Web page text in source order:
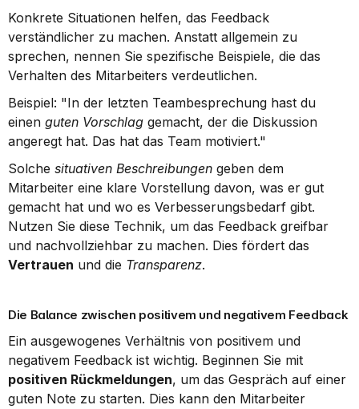
Konkrete Situationen helfen, das Feedback
verständlicher zu machen. Anstatt allgemein zu
sprechen, nennen Sie spezifische Beispiele, die das
Verhalten des Mitarbeiters verdeutlichen.
Beispiel: "In der letzten Teambesprechung hast du
einen guten Vorschlag gemacht, der die Diskussion
angeregt hat. Das hat das Team motiviert."
Solche situativen Beschreibungen geben dem
Mitarbeiter eine klare Vorstellung davon, was er gut
gemacht hat und wo es Verbesserungsbedarf gibt.
Nutzen Sie diese Technik, um das Feedback greifbar
Vertrauen und die Transparenz.
Die Balance zwischen positivem und negativem Feedback
Ein ausgewogenes Verhältnis von positivem und
positiven Rückmeldungen, um das Gespräch auf einer
guten Note zu starten. Dies kann den Mitarbeiter